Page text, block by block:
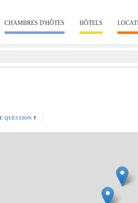
CHAMBRES D'HÔTES HÔTELS
QUESTION ❓